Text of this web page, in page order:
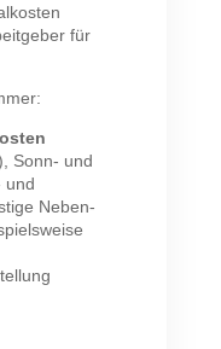
für
Sonn- und
und
Neben-